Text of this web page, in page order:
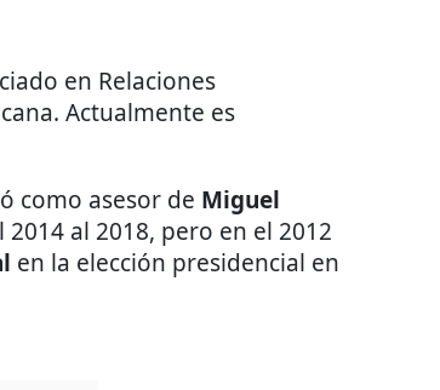
en Relaciones
Actualmente es
como asesor de Miguel
al 2018, pero en el 2012
en la elección presidencial en